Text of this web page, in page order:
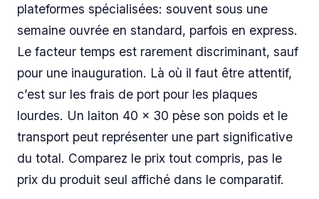
plateformes spécialisées: souvent sous une
semaine ouvrée en standard, parfois en express.
Le facteur temps est rarement discriminant, sauf
pour une inauguration. Là où il faut être attentif,
c’est sur les frais de port pour les plaques
lourdes. Un laiton 40 x 30 pèse son poids et le
transport peut représenter une part significative
du total. Comparez le prix tout compris, pas le
prix du produit seul affiché dans le comparatif.